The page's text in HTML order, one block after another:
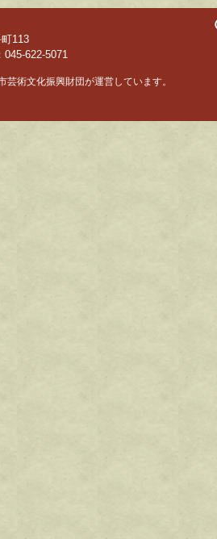
113
045-622-5071
術文化振興財団が運営しています。